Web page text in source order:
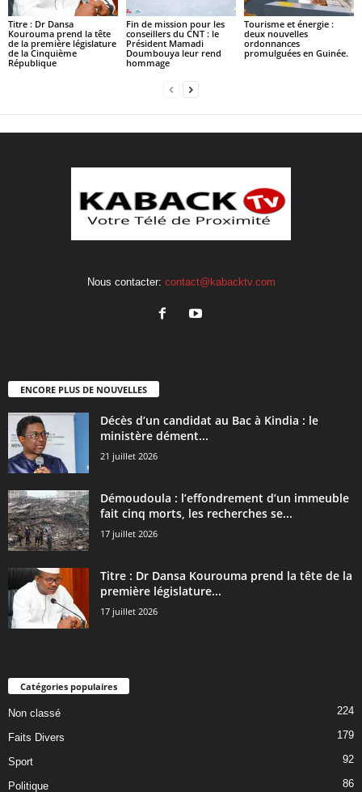
Titre : Dr Dansa
Kourouma prend la tête
de la première législature
de la Cinquième
République
Fin de mission pour les
conseillers du CNT : le
Président Mamadi
Doumbouya leur rend
hommage
Tourisme et énergie :
deux nouvelles
ordonnances
promulguées en Guinée.
Nous contacter: contact@kabacktv.com
ENCORE PLUS DE NOUVELLES
Décès d’un candidat au Bac à Kindia : le
ministère dément...
21 juillet 2026
Démoudoula : l’effondrement d’un immeuble
fait cinq morts, les recherches se...
17 juillet 2026
Titre : Dr Dansa Kourouma prend la tête de la
première législature...
17 juillet 2026
Catégories populaires
Non classé 224
Faits Divers 179
Sport 92
Politique 86